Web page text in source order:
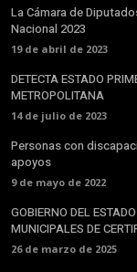
La Cámara de
Nacional 2023
19 de abril de 2023
DETECTA ESTADO
METROPOLITANA
14 de julio de 2023
Personas con
apoyos
9 de mayo de 2022
GOBIERNO DEL
MUNICIPALES DE
26 de marzo de 2025